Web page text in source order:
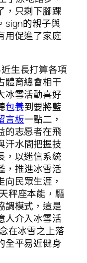
，只剩下腳踝
sign的親子與
用促進了家庭
生長打算各項
體育總會相干
冰雪活動喜好
包養到要將藍
言板一點二，
的志愿者在飛
汗水間把握技
，以迷信系統
，推進冰雪活
向民眾生涯，
秤座本能，驅
調模式，這是
人介入冰雪活
在冰雪之上落
全平易近健身